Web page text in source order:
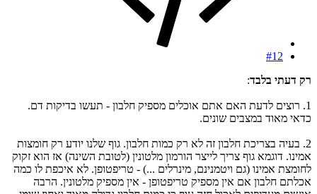
#12
רק דעתי בלבד:
1. רוצים לדעת האם אתם אוכלים מספיק חלבון - תעשו בדיקות דם.
כדאי מאוד במצבים שונים.
2. בעיה בצריכת חלבון זה לא רק כמות חלבון. גוף שלנו יודע רק חומצות
אמינו. דוגמא גוף צריך לייצר הורמון מלטונין (לטובת השינה) אז הוא זקוק
לחומצת אמינו (גם ויטמנינם, מינרלים ...) - טריפטופן. לא איכפת לו כמה
אכלתם חלבון אם אין מספיק טריפטופן - אין מספיק מלטונין. הרבה